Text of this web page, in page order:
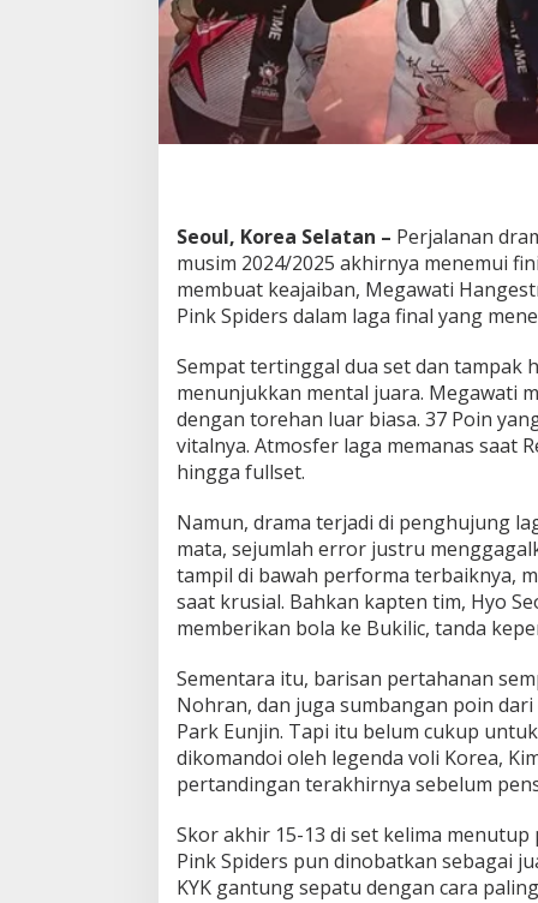
t
k
d
r
k
!
Seoul, Korea Selatan – Perjalanan
musim 2024/2025 akhirnya menemui
membuat keajaiban, Megawati
Pink Spiders dalam laga final yang
Sempat tertinggal dua set dan tampak
menunjukkan mental juara. Megawati
dengan torehan luar biasa. 37 Poin
vitalnya. Atmosfer laga memanas saat
hingga fullset.
Namun, drama terjadi di penghujung
mata, sejumlah error justru
tampil di bawah performa terbaiknya,
saat krusial. Bahkan kapten tim, Hyo
memberikan bola ke Bukilic, tanda
Sementara itu, barisan pertahanan
Nohran, dan juga sumbangan poin
Park Eunjin. Tapi itu belum cukup
dikomandoi oleh legenda voli Korea,
pertandingan terakhirnya sebelum
Skor akhir 15-13 di set kelima menutup
Pink Spiders pun dinobatkan sebagai
KYK gantung sepatu dengan cara